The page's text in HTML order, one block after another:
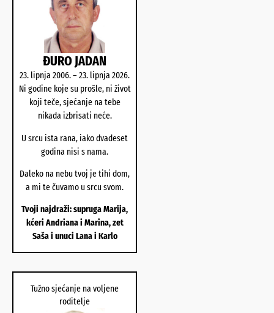
ĐURO JADAN
23. lipnja 2006. – 23. lipnja 2026.
Ni godine koje su prošle, ni život
koji teče, sjećanje na tebe
nikada izbrisati neće.
U srcu ista rana, iako dvadeset
godina nisi s nama.
Daleko na nebu tvoj je tihi dom,
a mi te čuvamo u srcu svom.
Tvoji najdraži: supruga Marija,
kćeri Andriana i Marina, zet
Saša i unuci Lana i Karlo
Tužno sjećanje na voljene
roditelje